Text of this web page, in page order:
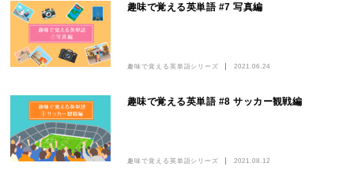
趣味で覚える英単語 #7 写真編
趣味で覚える英単語シリーズ 2021.06.24
趣味で覚える英単語 #8 サッカー観戦編
趣味で覚える英単語シリーズ 2021.08.12